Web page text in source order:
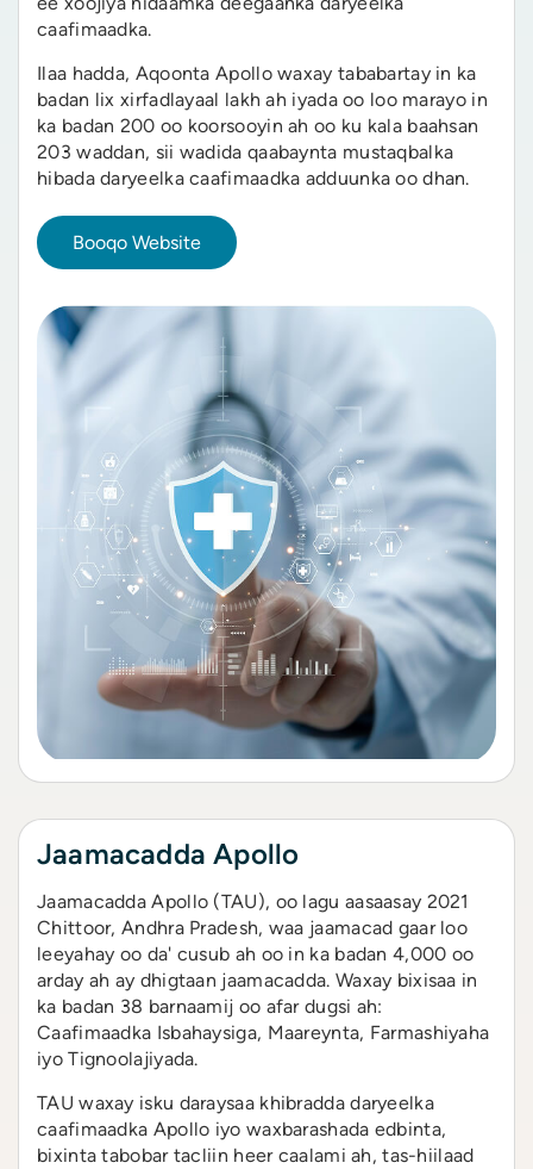
caafimaadka.
Ilaa hadda, Aqoonta Apollo waxay tababartay in ka
badan lix xirfadlayaal lakh ah iyada oo loo marayo in
ka badan 200 oo koorsooyin ah oo ku kala baahsan
203 waddan, sii wadida qaabaynta mustaqbalka
hibada daryeelka caafimaadka adduunka oo dhan.
Booqo Website
Jaamacadda Apollo
Jaamacadda Apollo (TAU), oo lagu aasaasay 2021
Chittoor, Andhra Pradesh, waa jaamacad gaar loo
leeyahay oo da' cusub ah oo in ka badan 4,000 oo
arday ah ay dhigtaan jaamacadda. Waxay bixisaa in
ka badan 38 barnaamij oo afar dugsi ah:
Caafimaadka Isbahaysiga, Maareynta, Farmashiyaha
iyo Tignoolajiyada.
TAU waxay isku daraysaa khibradda daryeelka
caafimaadka Apollo iyo waxbarashada edbinta,
bixinta tabobar tacliin heer caalami ah, tas-hiilaad